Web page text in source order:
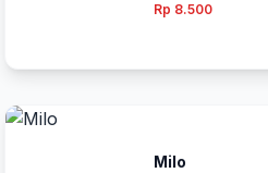
Rp 8.500
Milo